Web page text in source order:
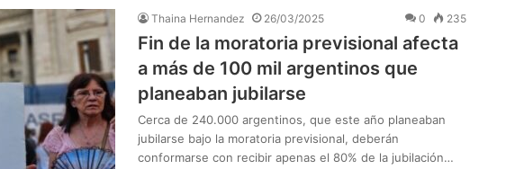
Thaina Hernandez 26/03/2025 0 235
Fin de la moratoria previsional afecta
a más de 100 mil argentinos que
planeaban jubilarse
Cerca de 240.000 argentinos, que este año planeaban
jubilarse bajo la moratoria previsional, deberán
conformarse con recibir apenas el 80% de la jubilación…